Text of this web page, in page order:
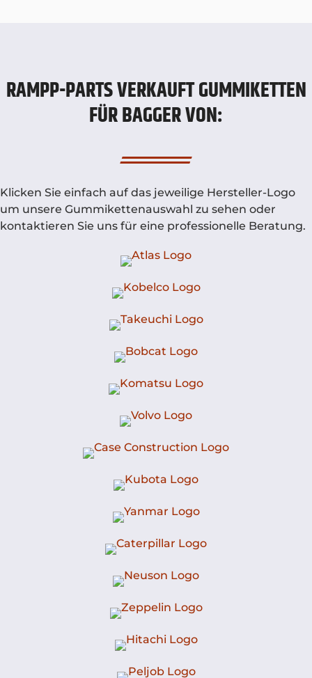
RAMPP-PARTS VERKAUFT GUMMIKETTEN
FÜR BAGGER VON:
Klicken Sie einfach auf das jeweilige Hersteller-Logo
um unsere Gummikettenauswahl zu sehen oder
kontaktieren Sie uns für eine professionelle Beratung.